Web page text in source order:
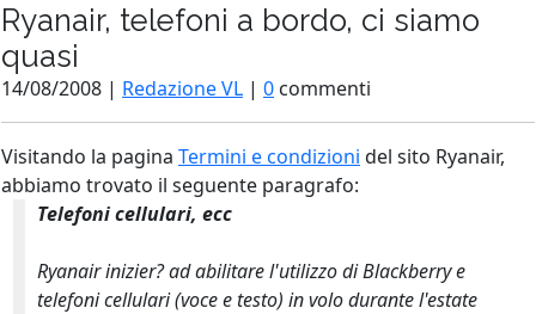
Ryanair, telefoni a bordo, ci siamo
quasi
14/08/2008 | Redazione VL | 0 commenti
Visitando la pagina Termini e condizioni del sito Ryanair,
abbiamo trovato il seguente paragrafo:
Telefoni cellulari, ecc
Ryanair inizier? ad abilitare l'utilizzo di Blackberry e
telefoni cellulari (voce e testo) in volo durante l'estate